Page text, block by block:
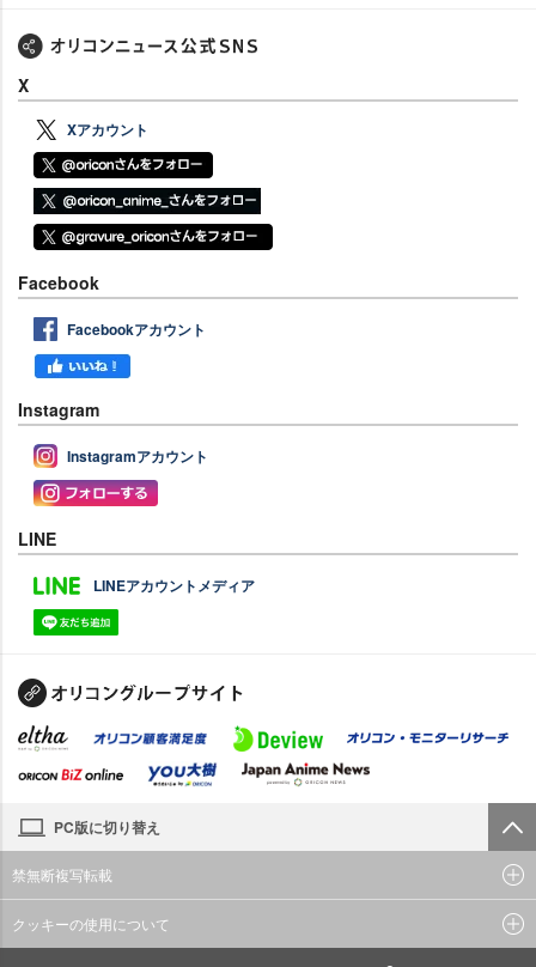
X
Xアカウント
Facebook
Facebookアカウント
Instagram
Instagramアカウント
LINE
LINEアカウントメディア
PC版に切り替え
禁無断複写転載
クッキーの使用について